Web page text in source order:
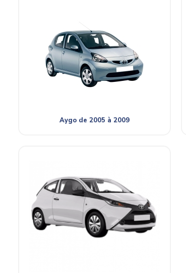
Aygo de 2005 à 2009